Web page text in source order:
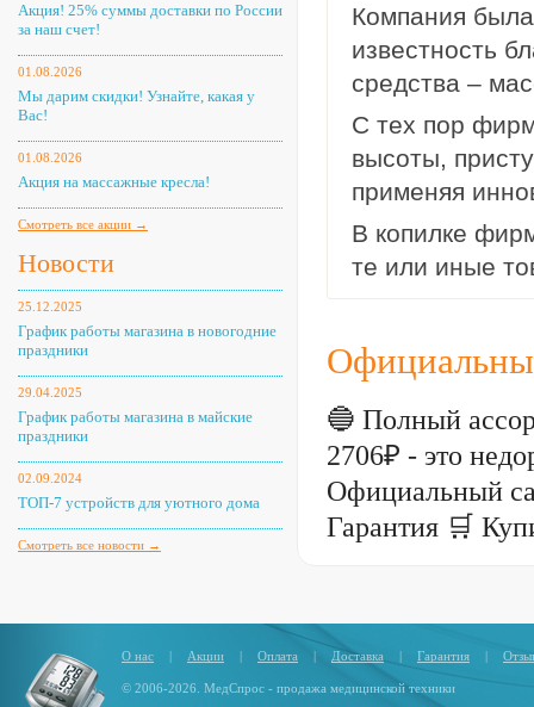
Акция! 25% суммы доставки по России
за наш счет!
01.08.2026
Мы дарим скидки! Узнайте, какая у
Вас!
01.08.2026
Акция на массажные кресла!
Смотреть все акции →
Новости
25.12.2025
График работы магазина в новогодние
праздники
29.04.2025
График работы магазина в майские
праздники
02.09.2024
ТОП-7 устройств для уютного дома
Смотреть все новости →
Компания
известность
средства –
С тех пор
высоты,
применяя
В копилке
те или иные
🔵 Полный
2706₽ - это
Официальный
Гарантия 🛒
О нас | Акции | Оплата | Доставка | Гарантия |
© 2006-2026. МедСпрос - продажа медицинской техники